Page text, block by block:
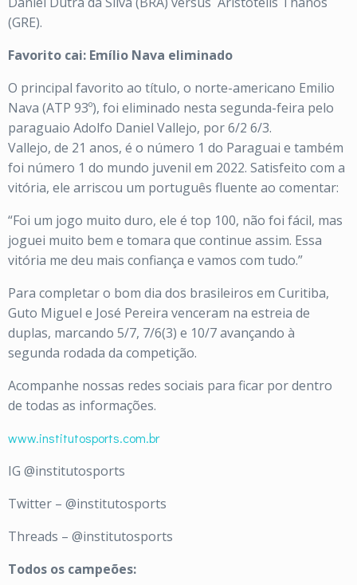
(GRE).
Favorito cai: Emílio Nava eliminado
O principal favorito ao título, o norte-americano Emilio
Nava (ATP 93º), foi eliminado nesta segunda-feira pelo
paraguaio Adolfo Daniel Vallejo, por 6/2 6/3.
Vallejo, de 21 anos, é o número 1 do Paraguai e também
foi número 1 do mundo juvenil em 2022. Satisfeito com a
vitória, ele arriscou um português fluente ao comentar:
“Foi um jogo muito duro, ele é top 100, não foi fácil, mas
joguei muito bem e tomara que continue assim. Essa
vitória me deu mais confiança e vamos com tudo.”
Para completar o bom dia dos brasileiros em Curitiba,
Guto Miguel e José Pereira venceram na estreia de
duplas, marcando 5/7, 7/6(3) e 10/7 avançando à
segunda rodada da competição.
Acompanhe nossas redes sociais para ficar por dentro
de todas as informações.
www.institutosports.com.br
IG @institutosports
Twitter – @institutosports
Threads – @institutosports
Todos os campeões: